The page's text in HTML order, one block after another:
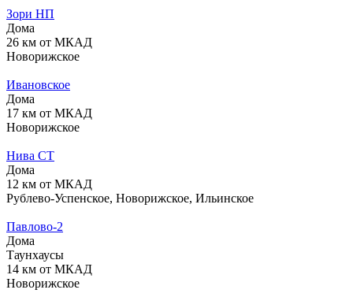
Зори НП
Дома
26 км от МКАД
Новорижское
Ивановское
Дома
17 км от МКАД
Новорижское
Нива СТ
Дома
12 км от МКАД
Рублево-Успенское, Новорижское, Ильинское
Павлово-2
Дома
Таунхаусы
14 км от МКАД
Новорижское